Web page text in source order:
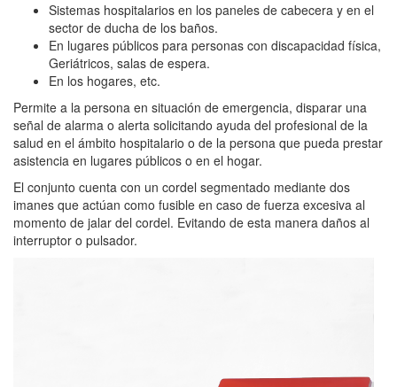
Sistemas hospitalarios en los paneles de cabecera y en el
sector de ducha de los baños.
En lugares públicos para personas con discapacidad física,
Geriátricos, salas de espera.
En los hogares, etc.
Permite a la persona en situación de emergencia, disparar una
señal de alarma o alerta solicitando ayuda del profesional de la
salud en el ámbito hospitalario o de la persona que pueda prestar
asistencia en lugares públicos o en el hogar.
El conjunto cuenta con un cordel segmentado mediante dos
imanes que actúan como fusible en caso de fuerza excesiva al
momento de jalar del cordel. Evitando de esta manera daños al
interruptor o pulsador.